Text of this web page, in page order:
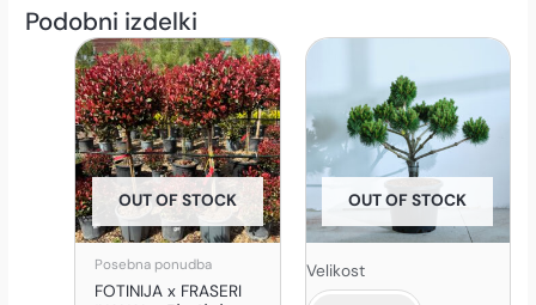
Podobni izdelki
OUT OF STOCK
Posebna ponudba
FOTINIJA x FRASERI
OUT OF STOCK
Velikost
ima
več
različic.
Možnosti
lahko
izberete
na